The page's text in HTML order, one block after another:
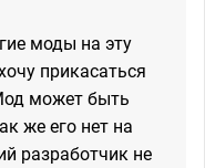
моды на эту
прикасаться
может быть
же его нет на
разработчик не